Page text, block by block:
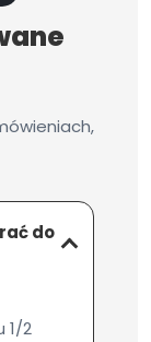
do
1/2